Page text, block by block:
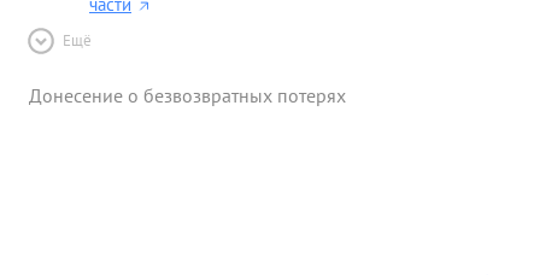
Ещё
Донесение о безвозвратных потерях